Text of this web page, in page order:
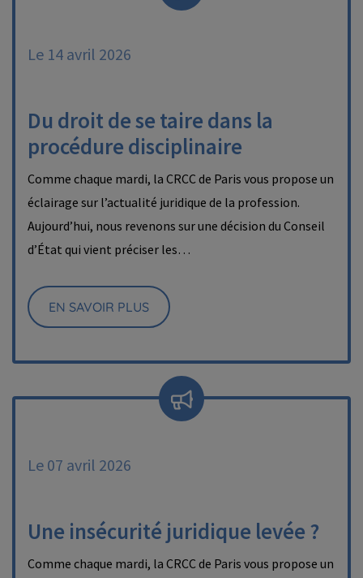
Le 14 avril 2026
Du droit de se taire dans la
procédure disciplinaire
Comme chaque mardi, la CRCC de Paris vous propose un
éclairage sur l’actualité juridique de la profession.
Aujourd’hui, nous revenons sur une décision du Conseil
d’État qui vient préciser les…
EN SAVOIR PLUS
Le 07 avril 2026
Une insécurité juridique levée ?
Comme chaque mardi, la CRCC de Paris vous propose un